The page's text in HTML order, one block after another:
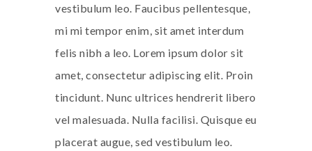
vestibulum leo. Faucibus pellentesque,
mi mi tempor enim, sit amet interdum
felis nibh a leo. Lorem ipsum dolor sit
amet, consectetur adipiscing elit. Proin
tincidunt. Nunc ultrices hendrerit libero
vel malesuada. Nulla facilisi. Quisque eu
placerat augue, sed vestibulum leo.